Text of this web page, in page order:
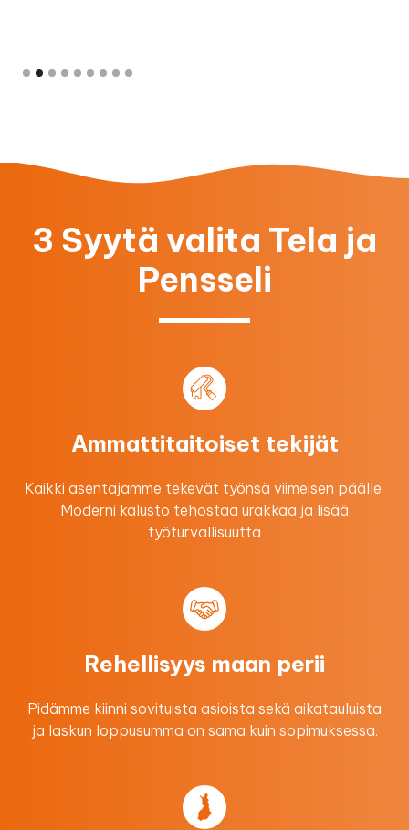
Slide 2 of 9.
3 Syytä valita Tela ja
Pensseli
Ammattitaitoiset tekijät
Kaikki asentajamme tekevät työnsä viimeisen päälle.
Moderni kalusto tehostaa urakkaa ​ja lisää
työturvallisuutta
Rehellisyys maan perii
Pidämme kiinni sovituista asioista sekä aikatauluista
ja laskun loppusumma on sama kuin sopimuksessa.